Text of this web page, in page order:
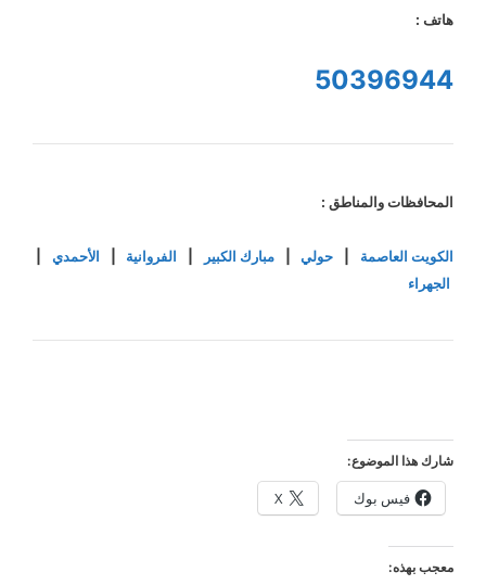
هاتف :
50396944
المحافظات والمناطق :
الكويت العاصمة حولي|مبارك الكبير الفروانية الأحمدي
الجهراء
شارك هذا الموضوع:
فيس بوك X
معجب بهذه: